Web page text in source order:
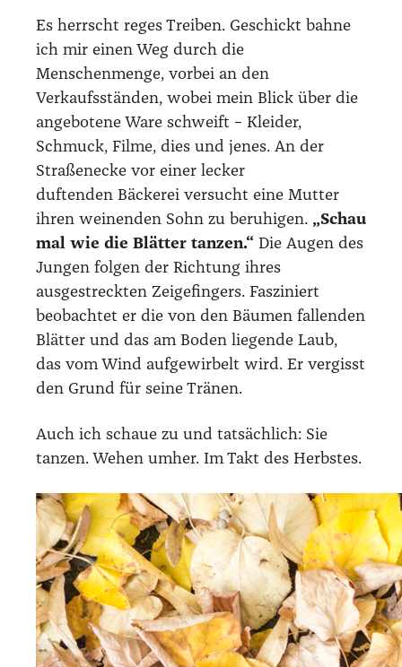
Es herrscht reges Treiben. Geschickt bahne
ich mir einen Weg durch die
Menschenmenge, vorbei an den
Verkaufsständen, wobei mein Blick über die
angebotene Ware schweift – Kleider,
Schmuck, Filme, dies und jenes. An der
Straßenecke vor einer lecker
duftenden Bäckerei versucht eine Mutter
ihren weinenden Sohn zu beruhigen. „Schau
mal wie die Blätter tanzen.“ Die Augen des
Jungen folgen der Richtung ihres
ausgestreckten Zeigefingers. Fasziniert
beobachtet er die von den Bäumen fallenden
Blätter und das am Boden liegende Laub,
das vom Wind aufgewirbelt wird. Er vergisst
den Grund für seine Tränen.
Auch ich schaue zu und tatsächlich: Sie
tanzen. Wehen umher. Im Takt des Herbstes.